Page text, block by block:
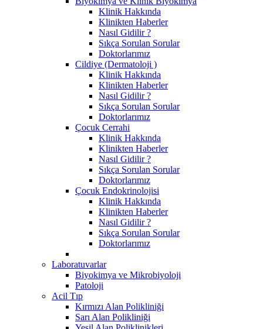
Klinik Hakkında
Klinikten Haberler
Nasıl Gidilir ?
Sıkça Sorulan Sorular
Doktorlarımız
Cildiye (Dermatoloji )
Klinik Hakkında
Klinikten Haberler
Nasıl Gidilir ?
Sıkça Sorulan Sorular
Doktorlarımız
Çocuk Cerrahi
Klinik Hakkında
Klinikten Haberler
Nasıl Gidilir ?
Sıkça Sorulan Sorular
Doktorlarımız
Çocuk Endokrinolojisi
Klinik Hakkında
Klinikten Haberler
Nasıl Gidilir ?
Sıkça Sorulan Sorular
Doktorlarımız
Laboratuvarlar
Biyokimya ve Mikrobiyoloji
Patoloji
Acil Tıp
Kırmızı Alan Polikliniği
Sarı Alan Polikliniği